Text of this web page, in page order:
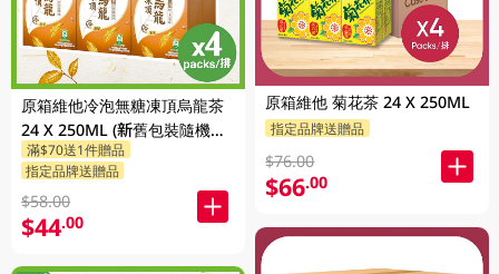
原箱維他冷泡無糖凍頂烏龍茶
24 X 250ML (新舊包裝隨機發
貨)
滿$70送1件贈品
指定品牌送贈品
$58.00
$44.00
原箱維他 菊花茶 24 X 250ML
指定品牌送贈品
$76.00
$66.00